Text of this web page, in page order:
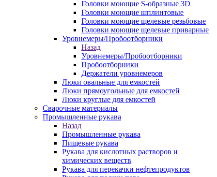
Головки моющие S-образные 3D
Головки моющие шплинтовые
Головки моющие щелевые резьбовые
Головки моющие щелевые приварные
Уровнемеры/Пробоотборники
Назад
Уровнемеры/Пробоотборники
Пробоотборники
Держатели уровнемеров
Люки овальные для емкостей
Люки прямоугольные для емкостей
Люки круглые для емкостей
Сварочные материалы
Промышленные рукава
Назад
Промышленные рукава
Пищевые рукава
Рукава для кислотных растворов и
химических веществ
Рукава для перекачки нефтепродуктов